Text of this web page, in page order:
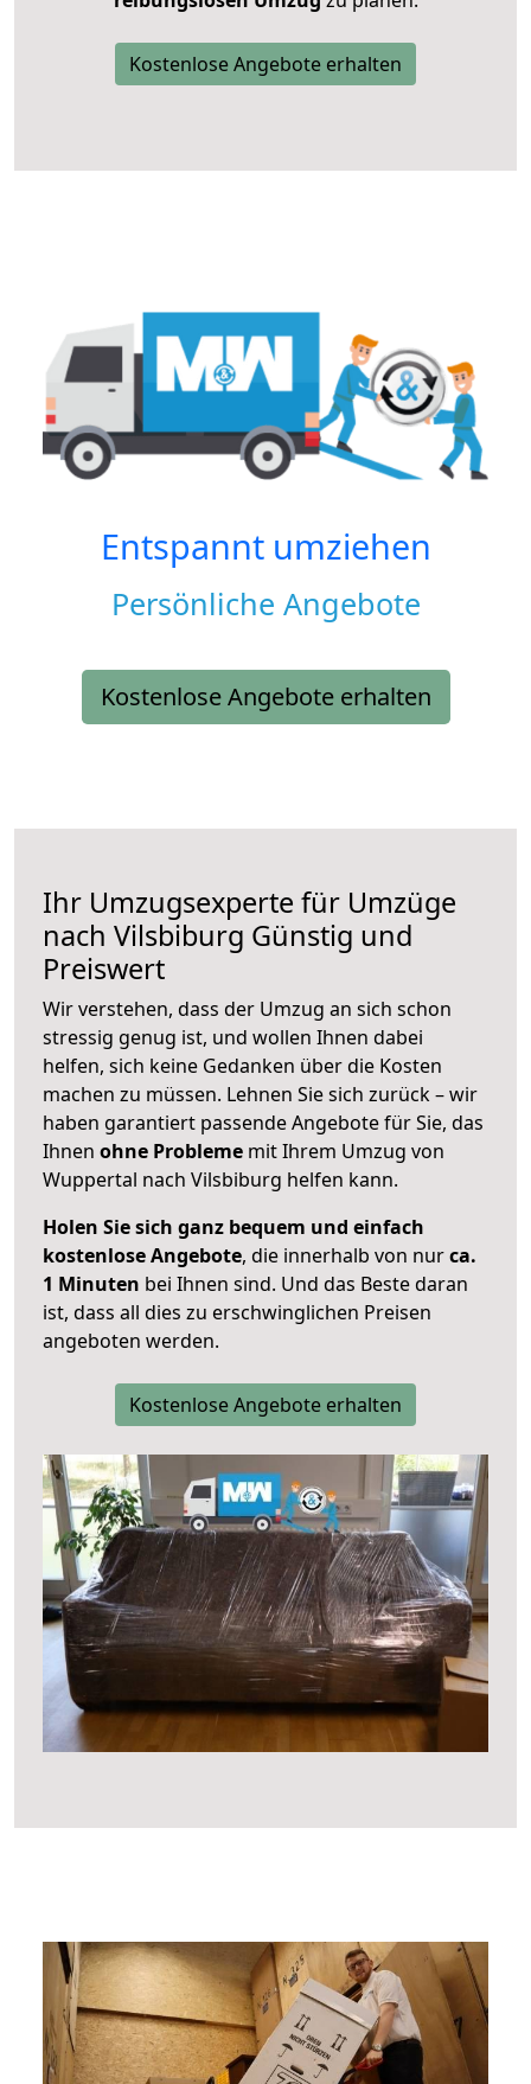
Kostenlose Angebote erhalten
Entspannt umziehen
Persönliche Angebote
Kostenlose Angebote erhalten
Ihr Umzugsexperte für Umzüge
nach Vilsbiburg Günstig und
Preiswert
Wir verstehen, dass der Umzug an sich schon
stressig genug ist, und wollen Ihnen dabei
helfen, sich keine Gedanken über die Kosten
machen zu müssen. Lehnen Sie sich zurück – wir
haben garantiert passende Angebote für Sie, das
Ihnen ohne Probleme mit Ihrem Umzug von
Wuppertal nach Vilsbiburg helfen kann.
Holen Sie sich ganz bequem und einfach
kostenlose Angebote, die innerhalb von nurca.
1 Minuten bei Ihnen sind. Und das Beste daran
ist, dass all dies zu erschwinglichen Preisen
angeboten werden.
Kostenlose Angebote erhalten